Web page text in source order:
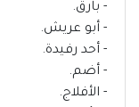
- بارق.
- أبو عريش.
- أحد رفيدة.
- أضم.
- الأفلاج.